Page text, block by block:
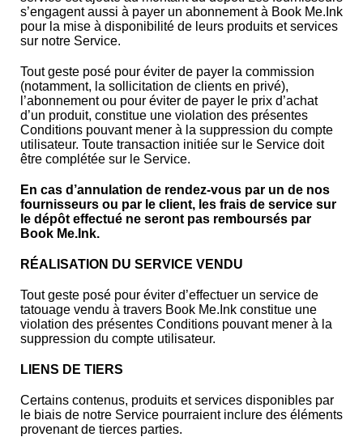
s’engagent aussi à payer un abonnement à Book Me.Ink
pour la mise à disponibilité de leurs produits et services
sur notre Service.
Tout geste posé pour éviter de payer la commission
(notamment, la sollicitation de clients en privé),
l’abonnement ou pour éviter de payer le prix d’achat
d’un produit, constitue une violation des présentes
Conditions pouvant mener à la suppression du compte
utilisateur. Toute transaction initiée sur le Service doit
être complétée sur le Service.
En cas d’annulation de rendez-vous par un de nos
fournisseurs ou par le client, les frais de service sur
le dépôt effectué ne seront pas remboursés par
Book Me.Ink.
RÉALISATION DU SERVICE VENDU
Tout geste posé pour éviter d’effectuer un service de
tatouage vendu à travers Book Me.Ink constitue une
violation des présentes Conditions pouvant mener à la
suppression du compte utilisateur.
LIENS DE TIERS
Certains contenus, produits et services disponibles par
le biais de notre Service pourraient inclure des éléments
provenant de tierces parties.